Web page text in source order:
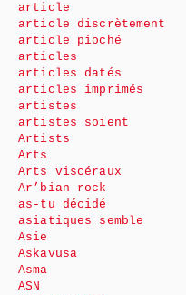
article
article discrètement
article pioché
articles
articles datés
articles imprimés
artistes
artistes soient
Artists
Arts
Arts viscéraux
Ar’bian rock
as-tu décidé
asiatiques semble
Asie
Askavusa
Asma
ASN